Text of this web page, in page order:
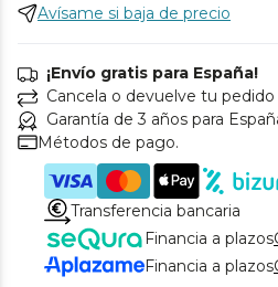
Avísame si baja de precio
¡Envío gratis para España!
Cancela o devuelve tu
Garantía de 3 años para
Métodos de pago.
Transferencia bancaria
Financia a plazos
Financia a plazos